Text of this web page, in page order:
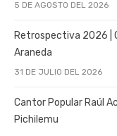
5 DE AGOSTO DEL 2026
Retrospectiva 2026 |
Araneda
31 DE JULIO DEL 2026
Cantor Popular Raúl
Pichilemu